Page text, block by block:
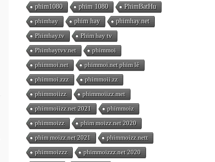
phim1080
phim 1080
PhimBatHu
phimhay
phim hay
phimhay.net
Phimhay.tv
Phim hay tv
Phimhaytvv.net
phimmoi
phimmoi.net
phimmoi.net phim lẻ
phimmoi.zzz
phimmoii.zz
phimmoiizz
phimmoiizz.met
phimmoiizz.net 2021
phimmoiz
phimmoizz
phim moizz.net 2020
phim moizz.net 2021
phimmoizz.nett
phimmoizzz
phimmoizzz.net 2020